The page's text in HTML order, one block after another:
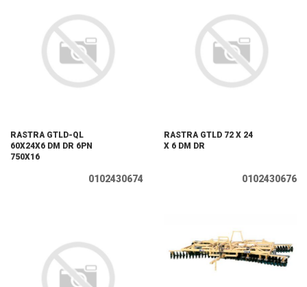
RASTRA GTLD-QL
60X24X6 DM DR 6PN
750X16
0102430674
RASTRA GTLD 72 X 24
X 6 DM DR
0102430676